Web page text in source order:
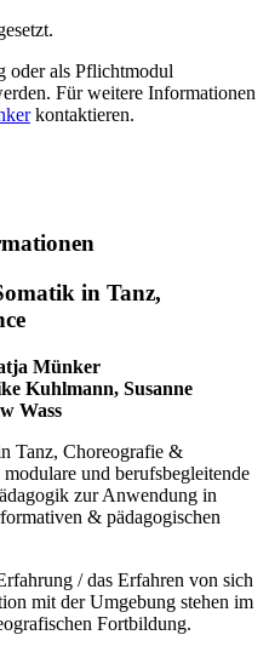
oder als Pflichtmodul
Für weitere Informationen
kontaktieren.
in Tanz,
Münker
Kuhlmann, Susanne
Wass
Tanz, Choreografie &
und berufsbegleitende
zur Anwendung in
& pädagogischen
/ das Erfahren von sich
mit der Umgebung stehen im
Fortbildung.